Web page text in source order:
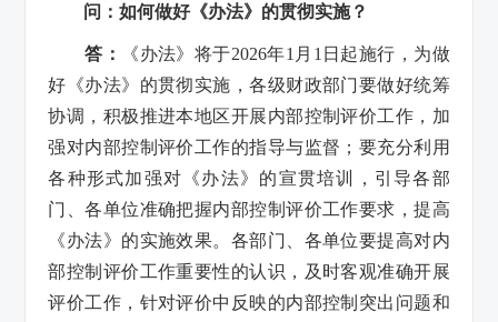
问：如何做好《办法》的贯彻实施？
答：
《办法》将于2026年1月1日起施行，为做
好《办法》的贯彻实施，各级财政部门要做好统筹
协调，积极推进本地区开展内部控制评价工作，加
强对内部控制评价工作的指导与监督；要充分利用
各种形式加强对《办法》的宣贯培训，引导各部
门、各单位准确把握内部控制评价工作要求，提高
《办法》的实施效果。各部门、各单位要提高对内
部控制评价工作重要性的认识，及时客观准确开展
评价工作，针对评价中反映的内部控制突出问题和